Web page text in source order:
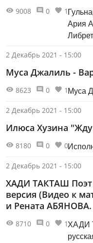
Ария
9008 0 1
2 Декабрь 2021 - 15:00
Муса Джалиль -
Муса
8623 0 1
2 Декабрь 2021 - 15:00
Илюса Хузина "Жду
8180 0 0
2 Декабрь 2021 - 15:00
ХАДИ ТАКТАШ Поэт
версия (Видео к
и Рената
ХАДИ
8710 0 1